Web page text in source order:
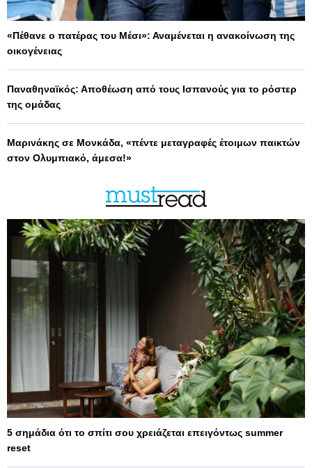
«Πέθανε ο πατέρας του Μέσι»: Αναμένεται η ανακοίνωση της
οικογένειας
Παναθηναϊκός: Αποθέωση από τους Ισπανούς για το ρόστερ
της ομάδας
Μαρινάκης σε Μονκάδα, «πέντε μεταγραφές έτοιμων παικτών
στον Ολυμπιακό, άμεσα!»
5 σημάδια ότι το σπίτι σου χρειάζεται επειγόντως summer
reset